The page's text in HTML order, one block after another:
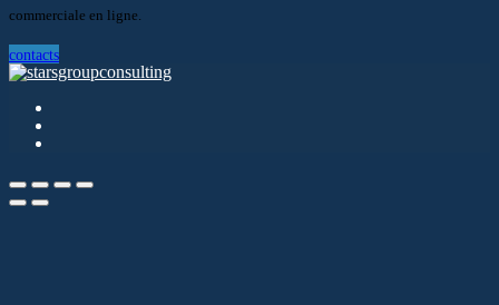
commerciale en ligne.
contacts